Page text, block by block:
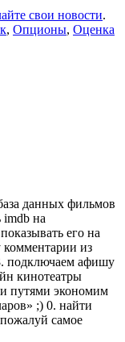
свои новости.
, Опционы, Оценка
данных фильмов
imdb на
его на
из
подключаем афишу
кинотеатры
путями экономим
;) 0. найти
самое